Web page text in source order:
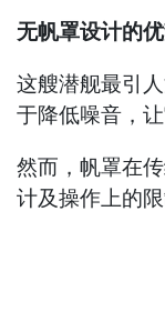
无帆罩设计的
这艘潜舰最引
于降低噪音，
然而，帆罩在
计及操作上的限